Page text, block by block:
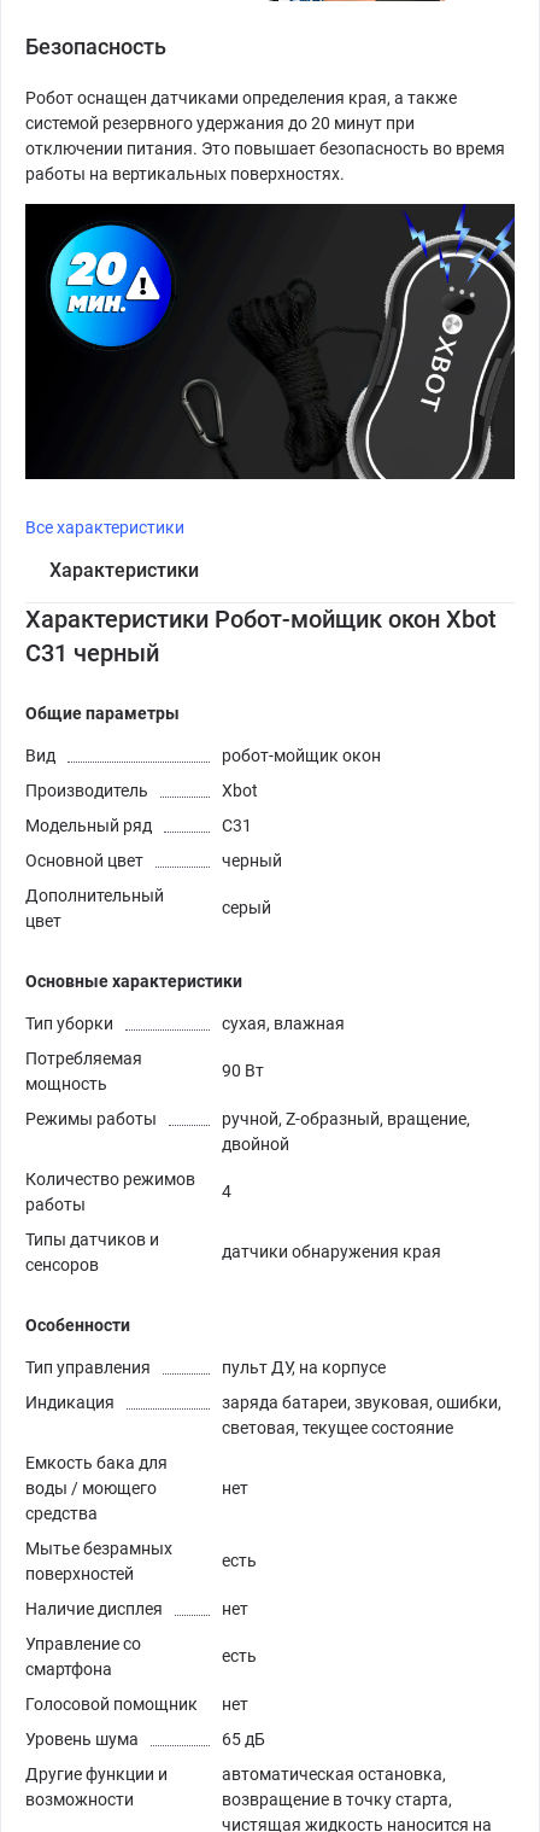
Безопасность
Робот оснащен датчиками определения края, а также
системой резервного удержания до 20 минут при
отключении питания. Это повышает безопасность во время
работы на вертикальных поверхностях.
Все характеристики
Характеристики
Характеристики Робот-мойщик окон Xbot
C31 черный
Общие параметры
Вид
робот-мойщик окон
Производитель
Xbot
Модельный ряд
C31
Основной цвет
черный
Дополнительный
цвет
серый
Основные характеристики
Тип уборки
сухая, влажная
Потребляемая
мощность
90 Вт
Режимы работы
ручной, Z-образный, вращение,
двойной
Количество режимов
работы
4
Типы датчиков и
сенсоров
датчики обнаружения края
Особенности
Тип управления
пульт ДУ, на корпусе
Индикация
заряда батареи, звуковая, ошибки,
световая, текущее состояние
Емкость бака для
воды / моющего
средства
нет
Мытье безрамных
поверхностей
есть
Наличие дисплея
нет
Управление со
смартфона
есть
Голосовой помощник
нет
Уровень шума
65 дБ
Другие функции и
возможности
автоматическая остановка,
возвращение в точку старта,
чистящая жидкость наносится на